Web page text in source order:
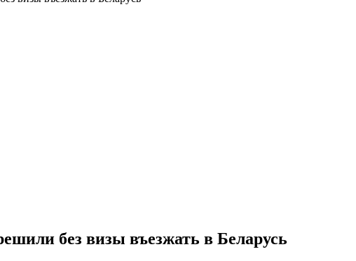
без визы въезжать в Беларусь